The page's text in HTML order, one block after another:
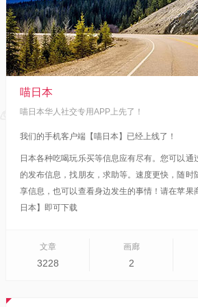
喵日本
喵日本华人社交专用APP上先了！
我们的手机客户端【喵日本】已经上线了！
日本各种吃喝玩乐买等信息应有尽有。您可以通
的发布信息，找朋友，求助等。速度更快，随时
享信息，也可以查看身边发生的事情！请在苹果
日本】即可下载
文章
3228
画廊
2